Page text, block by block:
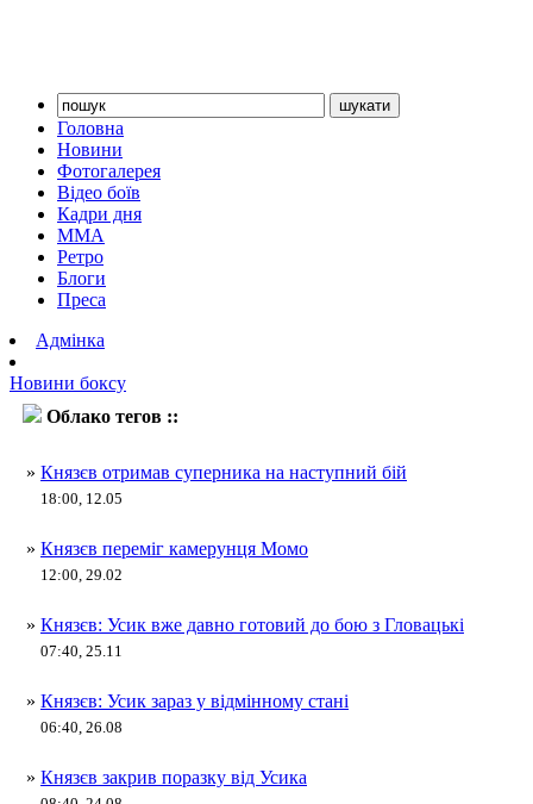
Головна
Новини
Фотогалерея
Відео боїв
Кадри дня
ММА
Ретро
Блоги
Преса
Адмінка
Новини боксу
Облако тегов ::
» Князєв отримав суперника на наступний бій
18:00, 12.05
» Князєв переміг камерунця Момо
12:00, 29.02
» Князєв: Усик вже давно готовий до бою з Гловацькі
07:40, 25.11
» Князєв: Усик зараз у відмінному стані
06:40, 26.08
» Князєв закрив поразку від Усика